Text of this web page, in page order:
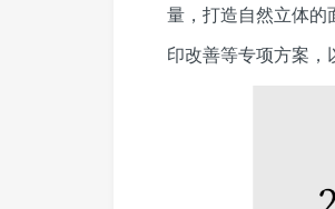
量，打造自然立体的
印改善等专项方案，